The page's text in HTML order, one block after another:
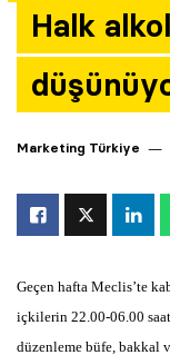
Halk
Marketing Türkiye
Geçen hafta Meclis’te
içkilerin 22.00-06.00
düzenleme büfe, bakkal
Yazarlar
Araştırma